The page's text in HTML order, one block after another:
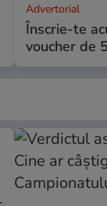
Advertorial
Înscrie-te
voucher de